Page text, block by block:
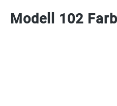
Modell 102